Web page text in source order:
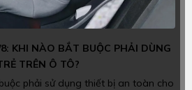
KHI NÀO BẮT BUỘC PHẢI DÙNG
TRÊN Ô TÔ?
phải sử dụng thiết bị an toàn cho